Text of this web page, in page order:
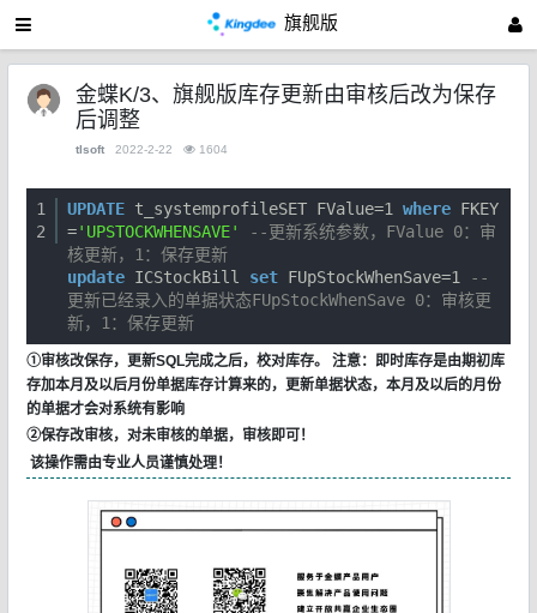
旗舰版
金蝶K/3、旗舰版库存更新由审核后改为保存
后调整
tlsoft 2022-2-22 1604
1
2
UPDATE t_systemprofileSET FValue=1 where FKEY
='UPSTOCKWHENSAVE'
--更新系统参数，FValue 0：审
核更新，1：保存更新
update ICStockBill set FUpStockWhenSave=1
--
更新已经录入的单据状态FUpStockWhenSave 0：审核更
新，1：保存更新
①审核改保存，更新SQL完成之后，校对库存。 注意：即时库存是由期初库
存加本月及以后月份单据库存计算来的，更新单据状态，本月及以后的月份
的单据才会对系统有影响
②保存改审核，对未审核的单据，审核即可！
该操作需由专业人员谨慎处理！